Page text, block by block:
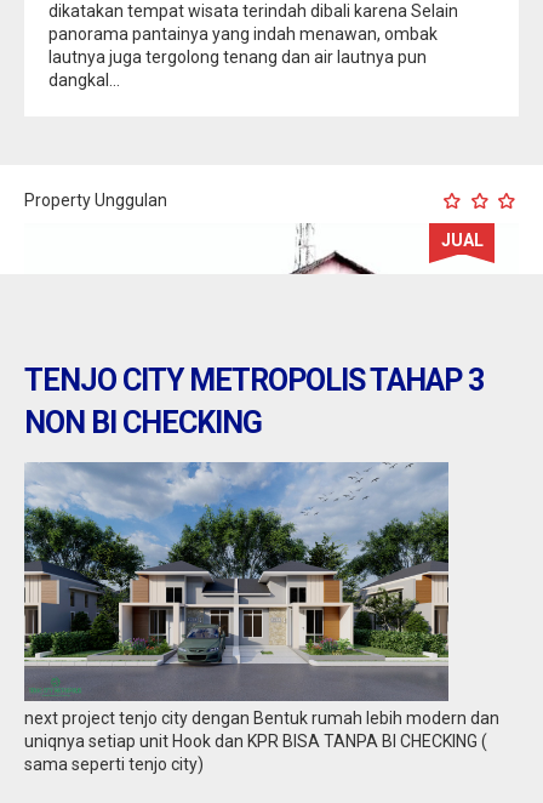
dikatakan tempat wisata terindah dibali karena Selain
panorama pantainya yang indah menawan, ombak
lautnya juga tergolong tenang dan air lautnya pun
dangkal...
Property Unggulan
JUAL
banten : Dijual Bengkel / Gudang di pinggir
jalan raya serang
Jual 9,50 M
TENJO CITY METROPOLIS TAHAP 3
NON BI CHECKING
next project tenjo city dengan Bentuk rumah lebih modern dan
uniqnya setiap unit Hook dan KPR BISA TANPA BI CHECKING (
sama seperti tenjo city)